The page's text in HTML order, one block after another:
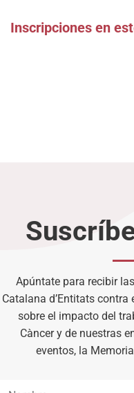
Inscripciones en
Apúntate para recibir
Catalana d’Entitats contra
sobre el impacto del
Càncer y de nuestras
eventos, la